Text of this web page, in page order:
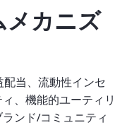
メカニズ
当、流動性インセ
、機能的ユーティリ
ンド/コミュニティ